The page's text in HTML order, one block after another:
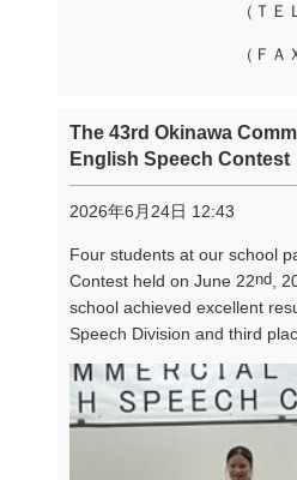
（ＴＥＬ
（ＦＡＸ
The 43rd Okinawa
English Speech Contest
2026年6月24日 12:43
Four students at our school
Contest held on June 22nd ,
school achieved excellent
Speech Division and third